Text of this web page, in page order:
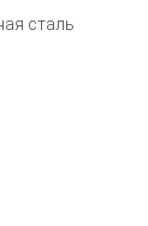
сталь